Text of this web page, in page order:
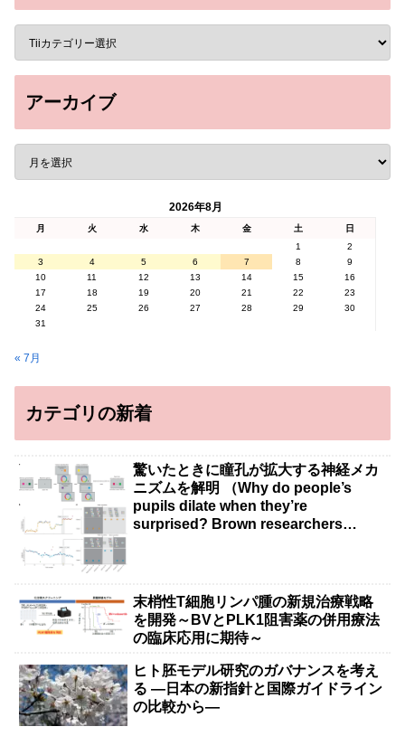
アーカイブ
2026年8月
月 火 水 木 金 土
日
1
2
3
4 5 6 7 8
9
10
11 12 13 14 15
16
17
18 19 20 21 22
23
24
25 26 27 28 29
30
31
« 7月
カテゴリの新着
驚いたときに瞳孔が拡大する神経メカ
ニズムを解明 （Why do people’s
pupils dilate when they’re
surprised? Brown researchers
末梢性T細胞リンパ腫の新規治療戦略
を開発～BVとPLK1阻害薬の併用療法
の臨床応用に期待～
ヒト胚モデル研究のガバナンスを考え
る ―日本の新指針と国際ガイドライン
の比較から―